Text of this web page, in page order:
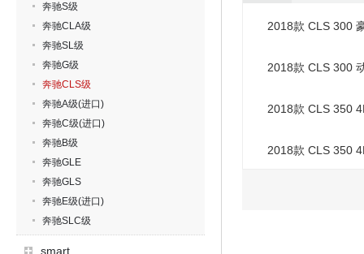
奔驰S级
奔驰CLA级
奔驰SL级
奔驰G级
奔驰CLS级
奔驰A级(进口)
奔驰C级(进口)
奔驰B级
奔驰GLE
奔驰GLS
奔驰E级(进口)
奔驰SLC级
smart
2018款 CLS 300
2018款 CLS 300
2018款 CLS 350
2018款 CLS 350